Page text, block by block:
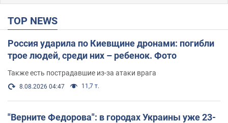
TOP NEWS
Россия ударила по Киевщине дронами: погибли
трое людей, среди них – ребенок. Фото
Также есть пострадавшие из-за атаки врага
8.08.2026 04:47 11,7 т.
"Верните Федорова": в городах Украины уже 23-